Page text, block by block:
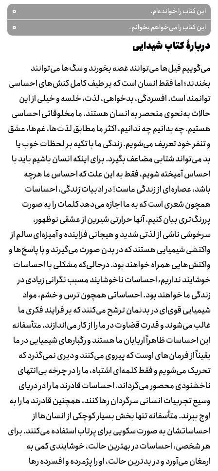
این کتاب را خوانده‌ام. 0
این کتاب را می‌خواهم بخوانم. 0
دربارۀ کتاب شیدایی
می‌گوییم فیل‌ها می‌توانند غصه بخورند و سگ‌ها می‌توانند
بخندند؛ اما فقط انسان است که بر طیف کامل کنش‌های احساسی
توانمند است. افسردگی، بدخواهی، لذت، خلسه و خیلی از این
حالات به‌‌نحوی منحصر به‌ انسان هستند. ما مخلوقاتی احساسی
هستیم. چه بدانیم چه ندانیم، اکثر ما مطابق لذت‌ها، غم‌ها، عشق
و تنفر خود تعریف می‌شویم. زندگی‌ ما با تکیه بر لحظات خوب یا
بد می‌تواند شتابی مضاعف بگیرد. برای اینکه انسان باشیم باید با
احساس آمیخته شویم، فقط به این علت که احساس ما هرچه
باشد، عصاره‌ای از زندگی ماست! در ادبیات زندگی، احساسات
همچون شعری است که به ما اجازه می‌دهد کلمات را به ‌صورت
پررنگ‌تری بیان کنیم. آنها حرارتی شیرین از عشقی نوظهور،
سرخوشی ناشی از لذتی شدید و هیجانی فزاینده و آمیزه‌ای سالم از
واکنشی شیمیایی هستند که در بدن صورت می‌گیرند و با پاسخ‌ها و
واکنش‌هایی همراه خواهند بود. درحالی‌که مشکلی با احساسات
خوشایند نداریم، احساسات ناخوشایند مسبب نگرانی زیادی در
زندگی‌ ما خواهند بود. احساساتی همچون ترس و خشم، مواد
شیمیایی قوی‌ای در بدنمان ترشح می‌کنند که بر فرایند فکری ما
غالب می‌شوند و قدرت قضاوت در ما را از کار می‌اندازند. متأسفانه
این احساسات ظاهراً اربابان ما هستند و رگبارهای شیمیایی در ما
یقیناً از فرمان‌های اوست که پیروی می‌کنند و دیری نمی‌گذرد که
تحریک می‌شویم و فقط کلمه‌ای اشتباه، ما را در چرخه بی‌انتهای
ناخشنودی محصور می‌گرداند. احساسات قادرند ما را در دریای
وسیع تجربیات انسانی سرگردان رها کنند، همچنین قادرند ما را به
اوج ببرند. متأسفانه تنها بخش بسیار کوچکی از انسان‌ها از
احساساتشان به‌ صورت سکویی برای پرتاب استفاده می‌کنند. برای
هر شخصی، احساسات در بهترین حالت، خوشایندی کمی به
‌ارمغان می‌آورد و در بدترین حالت، او را پژمرده و افسرده رها